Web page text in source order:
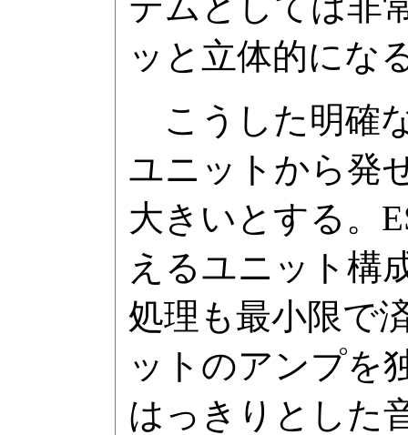
ッと立体的にな
こうした明確
ユニットから発
大きいとする。
えるユニット構
処理も最小限で
ットのアンプを
はっきりとした